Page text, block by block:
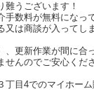
難うございます！
手数料が無料になっ
又は商談が入ってし
更新作業が間に合
んのでご安心くださ
丁目4でのマイホー